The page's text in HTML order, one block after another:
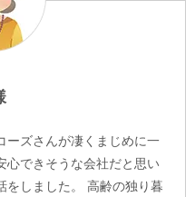
ーズさんが凄くまじめに一
心できそうな会社だと思い
をしました。 高齢の独り暮